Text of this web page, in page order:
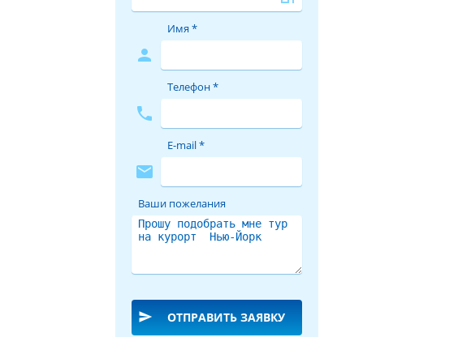
person
Имя *
phone
Телефон *
mail
E-mail *
Ваши пожелания
send ОТПРАВИТЬ ЗАЯВКУ